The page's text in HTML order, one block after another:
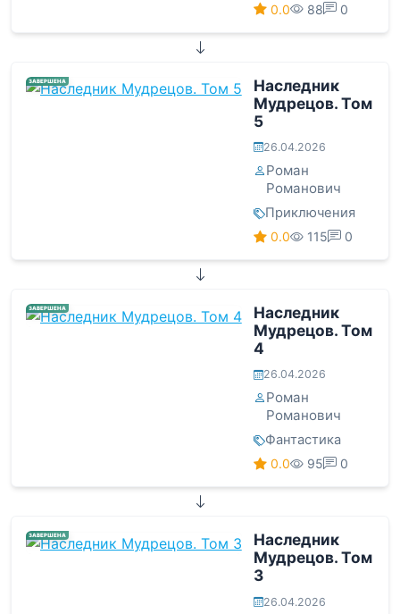
0.0 88 0
ЗАВЕРШЕНА
Наследник
Мудрецов. Том
5
26.04.2026
Роман
Романович
Приключения
0.0 115 0
ЗАВЕРШЕНА
Наследник
Мудрецов. Том
4
26.04.2026
Роман
Романович
Фантастика
0.0 95 0
ЗАВЕРШЕНА
Наследник
Мудрецов. Том
3
26.04.2026